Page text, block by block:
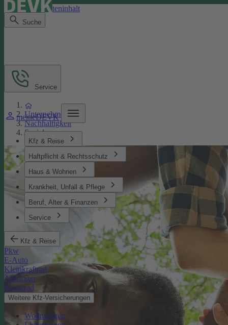
Direkt zum Seiteninhalt
Suche
meineDEVK
Kfz & Reise
Haftpflicht & Rechtsschutz
Haus & Wohnen
Krankheit, Unfall & Pflege
Beruf, Alter & Finanzen
Service
Kfz & Reise
Pkw
E-Auto
Kleinkraftrad
Anhänger
Motorrad
Weitere Kfz-Versicherungen
Wohnwagen
Service
Unternehmen
Nachhaltigkeit
Soziales